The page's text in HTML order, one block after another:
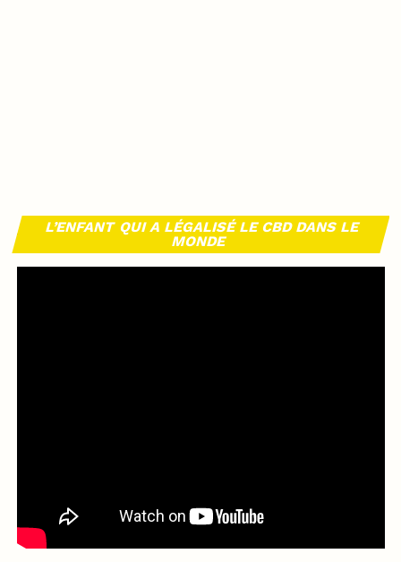
L’ENFANT QUI A LÉGALISÉ LE CBD DANS LE
MONDE